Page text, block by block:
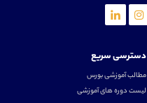
دسترسی سریع
مطالب آموزشی بورس
لیست دوره های آموزشی